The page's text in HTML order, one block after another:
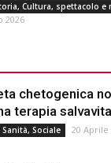
Cultura, spettacolo e
2026
chetogenica
terapia salvavita
Sociale 20 Aprile